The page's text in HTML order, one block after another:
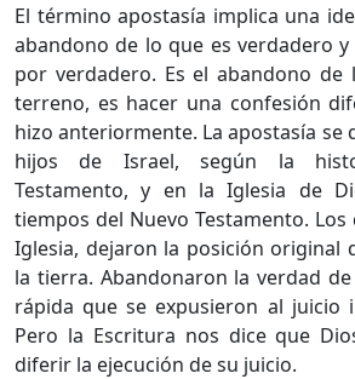
El término apostasía implica una
abandono de lo que es verdadero
por verdadero. Es el abandono
terreno, es hacer una confesión
hizo anteriormente. La apostasía se
hijos de Israel, según la
Testamento, y en la Iglesia de
tiempos del Nuevo Testamento.
Iglesia, dejaron la posición original
la tierra. Abandonaron la verdad
rápida que se expusieron al juicio
Pero la Escritura nos dice que
diferir la ejecución de su juicio.